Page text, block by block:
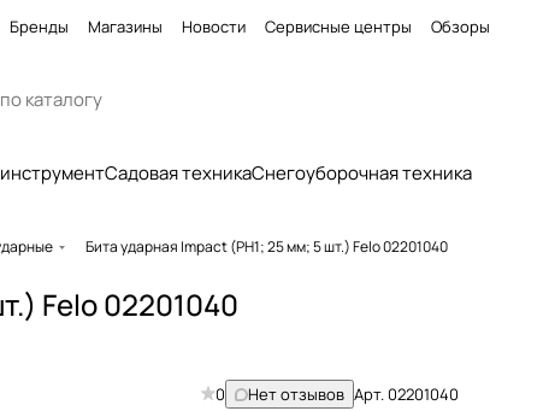
Бренды Магазины Новости Сервисные центры Обзоры
Садовая техникаСнегоуборочная техника
Бита ударная Impact (PH1; 25 мм; 5 шт.) Felo 02201040
Felo 02201040
0 Нет отзывов Арт.02201040